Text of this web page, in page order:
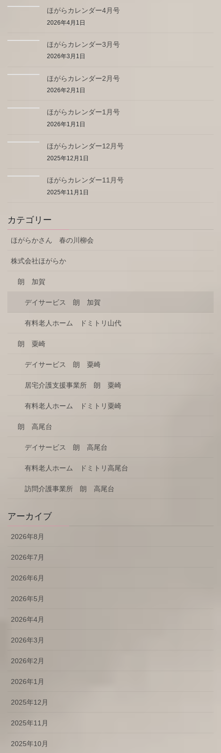
ほがらカレンダー4月号
2026年4月1日
ほがらカレンダー3月号
2026年3月1日
ほがらカレンダー2月号
2026年2月1日
ほがらカレンダー1月号
2026年1月1日
ほがらカレンダー12月号
2025年12月1日
ほがらカレンダー11月号
2025年11月1日
カテゴリー
ほがらかさん 春の川柳会
株式会社ほがらか
朗 加賀
デイサービス 朗 加賀
有料老人ホーム ドミトリ山代
朗 粟崎
デイサービス 朗 粟崎
居宅介護支援事業所 朗 粟崎
有料老人ホーム ドミトリ粟崎
朗 高尾台
デイサービス 朗 高尾台
有料老人ホーム ドミトリ高尾台
訪問介護事業所 朗 高尾台
アーカイブ
2026年8月
2026年7月
2026年6月
2026年5月
2026年4月
2026年3月
2026年2月
2026年1月
2025年12月
2025年11月
2025年10月